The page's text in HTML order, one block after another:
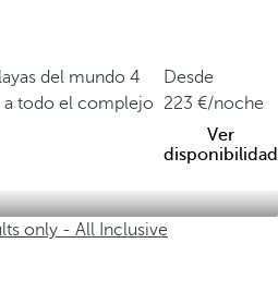
del mundo 4
a todo el complejo
Desde
223
/noche
Ver
disponibilidad
only - All Inclusive